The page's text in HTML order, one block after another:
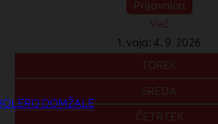
DOMŽALE
Prijavnica
Več
1. vaja: 4. 9. 2026
TOREK
SREDA
ČETRTEK